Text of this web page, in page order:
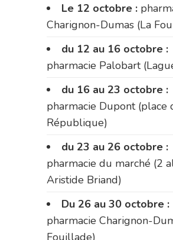
Le 12 octobre :
Charignon-Dumas (La
du 12 au 16 octobre :
pharmacie Palobart
du 16 au 23 octobre :
pharmacie Dupont (place
République)
du 23 au 26 octobre :
pharmacie du marché (2
Aristide Briand)
Du 26 au 30 octobre :
pharmacie Charignon-
Fouillade)